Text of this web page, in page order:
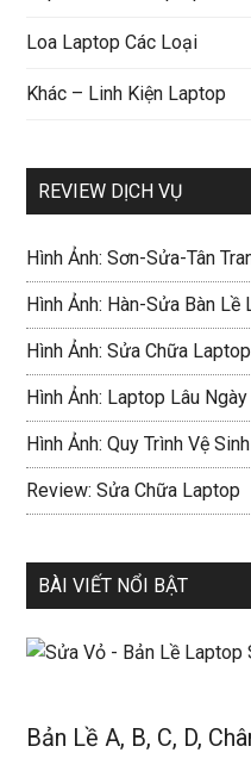
Loa Laptop Các Loại
Khác – Linh Kiện Laptop
REVIEW DỊCH VỤ
Hình Ảnh: Sơn-Sửa-Tân
Hình Ảnh: Hàn-Sửa Bàn Lề
Hình Ảnh: Sửa Chữa
Hình Ảnh: Laptop Lâu
Hình Ảnh: Quy Trình Vệ
Review: Sửa Chữa Laptop
BÀI VIẾT NỔI BẬT
Bản Lề A, B, C, D,